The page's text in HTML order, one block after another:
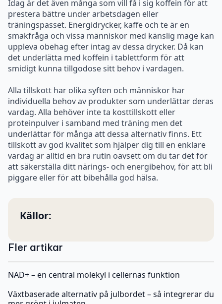
det underlätta med koffein i tablettform för att
smidigt kunna tillgodose sitt behov i vardagen.
Alla tillskott har olika syften och människor har
individuella behov av produkter som underlättar deras
vardag. Alla behöver inte ta kosttillskott eller
proteinpulver i samband med träning men det
tillskott av god kvalitet som hjälper dig till en enklare
vardag är alltid en bra rutin oavsett om du tar det för
att säkerställa ditt närings- och energibehov, för att bli
piggare eller för att bibehålla god hälsa.
Källor:
Växtbaserade alternativ på julbordet – så integrerar du
mer grönt i julmaten
Julbordets näringslexikon
D-vitamin – En påminnelse inför hösten!